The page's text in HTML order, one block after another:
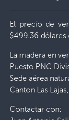
El precio de
$499.36 dólares
La madera en
Puesto PNC
Sede aérea
Canton Las
Contactar con: